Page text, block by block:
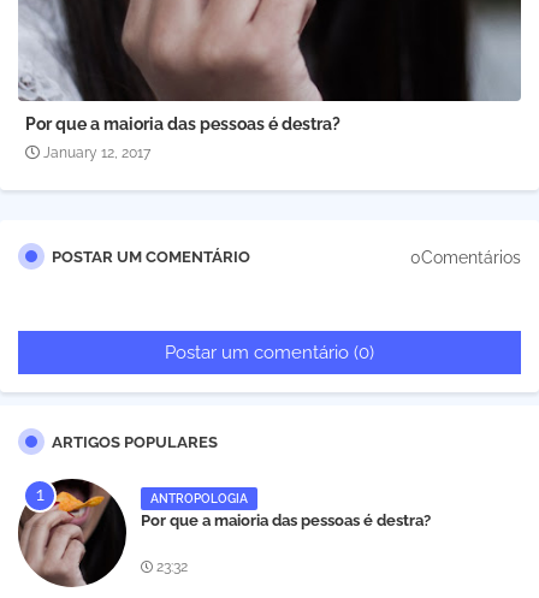
Por que a maioria das pessoas é destra?
January 12, 2017
POSTAR UM COMENTÁRIO 0Comentários
Postar um comentário (0)
ARTIGOS POPULARES
ANTROPOLOGIA
Por que a maioria das pessoas é destra?
23:32